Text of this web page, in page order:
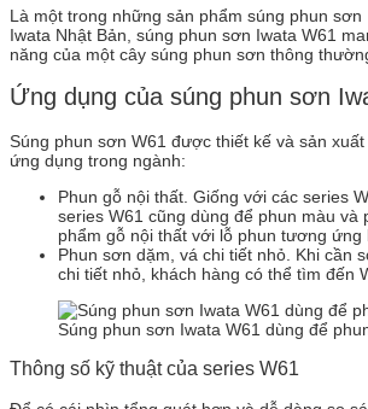
Là một trong những sản phẩm súng phun
Iwata Nhật Bản, súng phun sơn Iwata W61
năng của một cây súng phun sơn thông
Ứng dụng của súng phun sơn
Súng phun sơn W61 được thiết kế và sản xuất
ứng dụng trong ngành:
Phun gỗ nội thất. Giống với các series
series W61 cũng dùng để phun màu và
phẩm gỗ nội thất với lỗ phun tương ứng
Phun sơn dặm, vá chi tiết nhỏ. Khi cần
chi tiết nhỏ, khách hàng có thể tìm đến
Súng phun sơn Iwata W61 dùng để
Thông số kỹ thuật của series W61